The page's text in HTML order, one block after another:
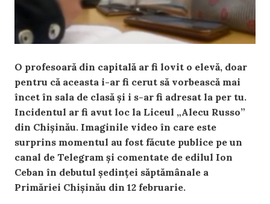
O profesoară din capitală ar fi lovit o elevă, doar
pentru că aceasta i-ar fi cerut să vorbească mai
încet în sala de clasă și i s-ar fi adresat la per tu.
Incidentul ar fi avut loc la Liceul „Alecu Russo”
din Chișinău. Imaginile video în care este
surprins momentul au fost făcute publice pe un
canal de Telegram și comentate de edilul Ion
Ceban în debutul ședinței săptămânale a
Primăriei Chișinău din 12 februarie.